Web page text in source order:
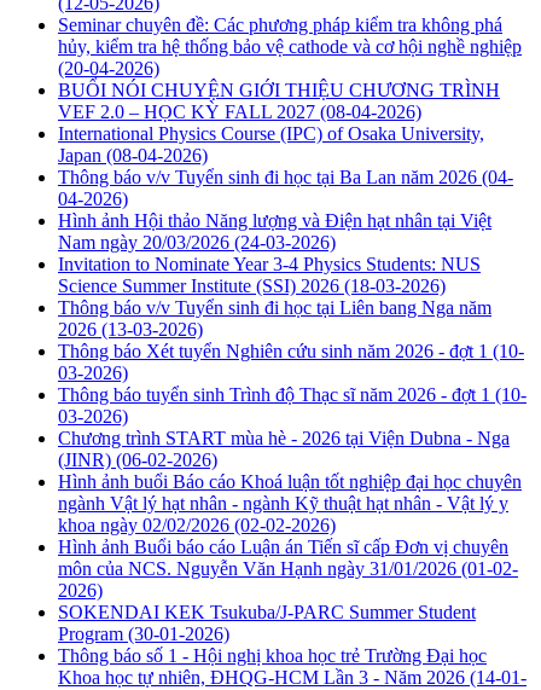
Seminar chuyên đề: Các phương pháp kiểm tra không phá
hủy, kiểm tra hệ thống bảo vệ cathode và cơ hội nghề nghiệp
(20-04-2026)
BUỔI NÓI CHUYỆN GIỚI THIỆU CHƯƠNG TRÌNH
VEF 2.0 – HỌC KỲ FALL 2027 (08-04-2026)
International Physics Course (IPC) of Osaka University,
Japan (08-04-2026)
Thông báo v/v Tuyển sinh đi học tại Ba Lan năm 2026 (04-
04-2026)
Hình ảnh Hội thảo Năng lượng và Điện hạt nhân tại Việt
Nam ngày 20/03/2026 (24-03-2026)
Invitation to Nominate Year 3-4 Physics Students: NUS
Science Summer Institute (SSI) 2026 (18-03-2026)
Thông báo v/v Tuyển sinh đi học tại Liên bang Nga năm
2026 (13-03-2026)
Thông báo Xét tuyển Nghiên cứu sinh năm 2026 - đợt 1 (10-
03-2026)
Thông báo tuyển sinh Trình độ Thạc sĩ năm 2026 - đợt 1 (10-
03-2026)
Chương trình START mùa hè - 2026 tại Viện Dubna - Nga
(JINR) (06-02-2026)
Hình ảnh buổi Báo cáo Khoá luận tốt nghiệp đại học chuyên
ngành Vật lý hạt nhân - ngành Kỹ thuật hạt nhân - Vật lý y
khoa ngày 02/02/2026 (02-02-2026)
Hình ảnh Buổi báo cáo Luận án Tiến sĩ cấp Đơn vị chuyên
môn của NCS. Nguyễn Văn Hạnh ngày 31/01/2026 (01-02-
2026)
SOKENDAI KEK Tsukuba/J-PARC Summer Student
Program (30-01-2026)
Thông báo số 1 - Hội nghị khoa học trẻ Trường Đại học
Khoa học tự nhiên, ĐHQG-HCM Lần 3 - Năm 2026 (14-01-